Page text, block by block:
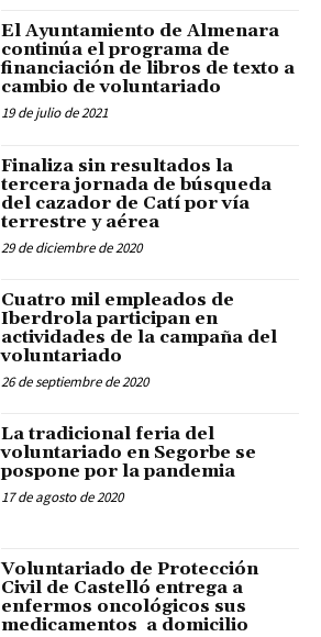
El Ayuntamiento de Almenara
continúa el programa de
financiación de libros de texto a
cambio de voluntariado
19 de julio de 2021
Finaliza sin resultados la
tercera jornada de búsqueda
del cazador de Catí por vía
terrestre y aérea
29 de diciembre de 2020
Cuatro mil empleados de
Iberdrola participan en
actividades de la campaña del
voluntariado
26 de septiembre de 2020
La tradicional feria del
voluntariado en Segorbe se
pospone por la pandemia
17 de agosto de 2020
Voluntariado de Protección
Civil de Castelló entrega a
enfermos oncológicos sus
medicamentos a domicilio